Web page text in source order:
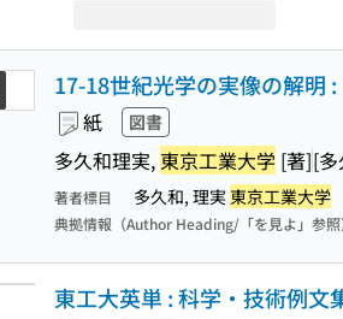
17-18世紀光学の実像の解明
紙 図書
多久和理実, 東京工業大学 [著][
著者標目 多久和, 理実 東京工業大学
典拠情報（Author Heading/「を見よ」参照
東工大英単 : 科学・技術例文